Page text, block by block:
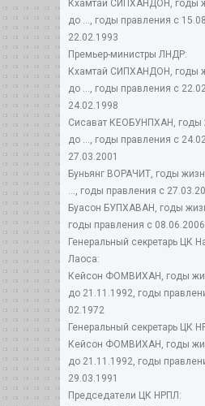
Кхамтай СИПХАНДОН, годы
до ..., годы правления с
22.02.1993
Премьер-министры ЛНДР:
Кхамтай СИПХАНДОН, годы
до ..., годы правления с
24.02.1998
Сисават КЕОБУНПХАН, годы
до ..., годы правления с
27.03.2001
Буньянг ВОРАЧИТ, годы
..., годы правления с
Буасон БУПХАВАН, годы
годы правления с
Генеральный секретарь ЦК
Лаоса:
Кейсон ФОМВИХАН, годы
до 21.11.1992, годы
02.1972
Генеральный секретарь ЦК
Кейсон ФОМВИХАН, годы
до 21.11.1992, годы
29.03.1991
Председатели ЦК НРПЛ: